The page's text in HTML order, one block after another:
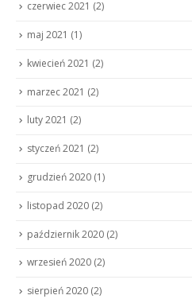
czerwiec 2021 (2)
maj 2021 (1)
kwiecień 2021 (2)
marzec 2021 (2)
luty 2021 (2)
styczeń 2021 (2)
grudzień 2020 (1)
listopad 2020 (2)
październik 2020 (2)
wrzesień 2020 (2)
sierpień 2020 (2)